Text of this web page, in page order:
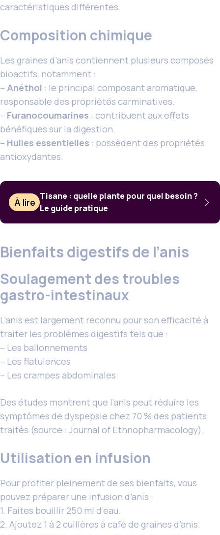
caractéristiques différentes.
Composition chimique
Les graines d’anis contiennent plusieurs composés
bioactifs, notamment :
– Anéthol : le principal composant aromatique,
responsable des propriétés carminatives.
– Furanocoumarines : contribuent aux effets
bénéfiques sur la digestion.
– Huiles essentielles : possèdent des propriétés
antioxydantes.
À lire
Tisane : quelle plante pour quel besoin ?
Le guide pratique
Bienfaits digestifs de l’anis
Soulagement des troubles
gastro-intestinaux
L’anis est largement reconnu pour son efficacité à
traiter les problèmes digestifs tels que :
– Les ballonnements
– Les flatulences
– Les crampes abdominales
Des études montrent que l’anis peut réduire les
symptômes de dyspepsie chez 70 % des patients
traités (source : Journal of Ethnopharmacology).
Utilisation en infusion
Pour profiter pleinement de ses bienfaits, vous
pouvez préparer une infusion d’anis :
1. Faites bouillir 250 ml d’eau.
2. Ajoutez 1 à 2 cuillères à café de graines d’anis.